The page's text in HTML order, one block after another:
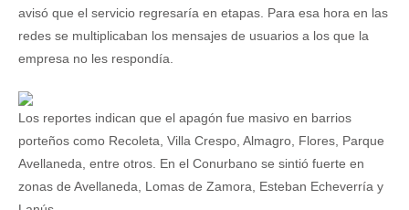
avisó que el servicio regresaría en etapas. Para esa hora en las
redes se multiplicaban los mensajes de usuarios a los que la
empresa no les respondía.
Los reportes indican que el apagón fue masivo en barrios
porteños como Recoleta, Villa Crespo, Almagro, Flores, Parque
Avellaneda, entre otros. En el Conurbano se sintió fuerte en
zonas de Avellaneda, Lomas de Zamora, Esteban Echeverría y